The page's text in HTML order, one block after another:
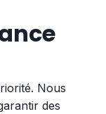
Nous
des